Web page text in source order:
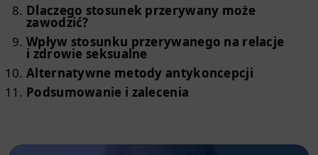
Dlaczego stosunek przerywany może
zawodzić?
Wpływ stosunku przerywanego na relacje
i zdrowie seksualne
Alternatywne metody antykoncepcji
Podsumowanie i zalecenia